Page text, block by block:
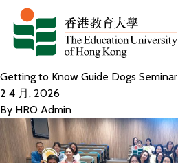
跳至内容
Getting to Know Guide Dogs Seminar
2 4 月, 2026
By HRO Admin